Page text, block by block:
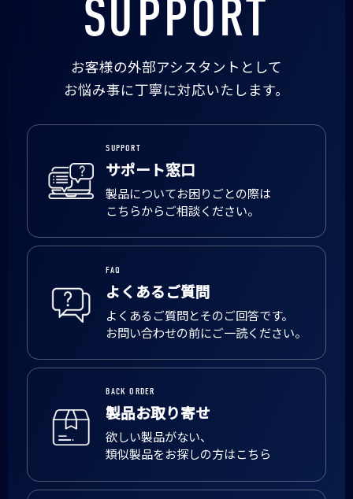
SUPPORT
お客様の外部アシスタントとして
お悩み事に丁寧に対応いたします。
SUPPORT
サポート窓口
製品についてお困りごとの際は
こちらからご相談ください。
FAQ
よくあるご質問
よくあるご質問とそのご回答です。
お問い合わせの前にご一読ください。
BACK ORDER
製品お取り寄せ
欲しい製品がない、
類似製品をお探しの方はこちら